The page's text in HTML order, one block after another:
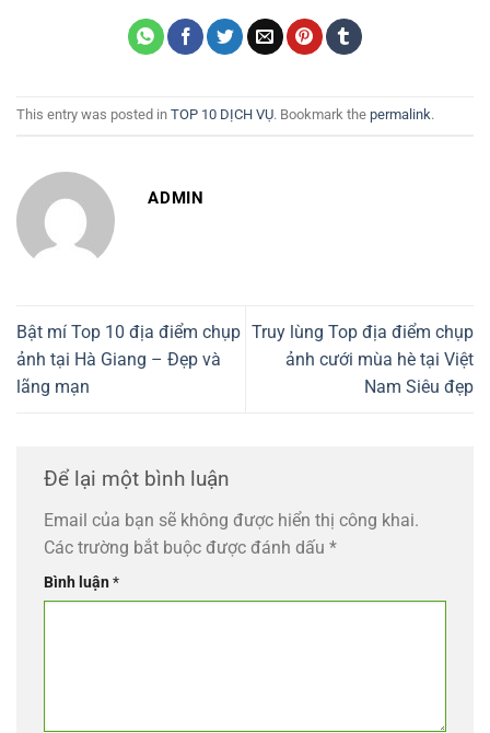
This entry was posted in TOP 10 DỊCH VỤ. Bookmark the permalink.
ADMIN
Bật mí Top 10 địa điểm chụp
ảnh tại Hà Giang – Đẹp và
lãng mạn
Truy lùng Top địa điểm chụp
ảnh cưới mùa hè tại Việt
Nam Siêu đẹp
Để lại một bình luận
Email của bạn sẽ không được hiển thị công khai.
Các trường bắt buộc được đánh dấu *
Bình luận*